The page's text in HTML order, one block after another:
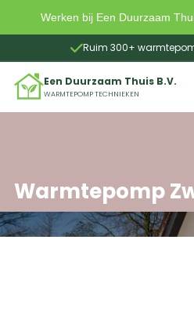
Werken bij Een Duurzaam
Ruim 300+ warmtepompen
Een Duurzaam Thuis B.V.
WARMTEPOMP TECHNIEKEN
Warmtepomp